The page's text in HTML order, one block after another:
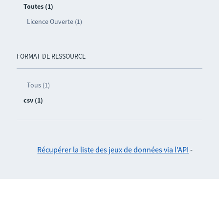
Toutes (1)
Licence Ouverte (1)
FORMAT DE RESSOURCE
Tous (1)
csv (1)
Récupérer la liste des jeux de données via l'API -